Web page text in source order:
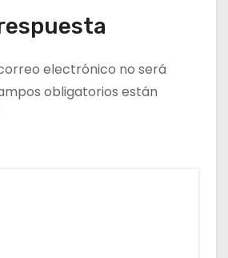
electrónico no será
obligatorios están